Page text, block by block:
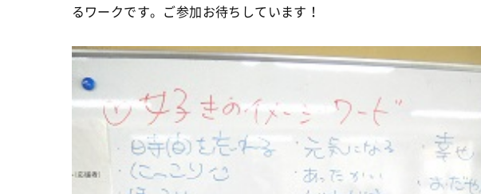
るワークです。ご参加お待ちしています！